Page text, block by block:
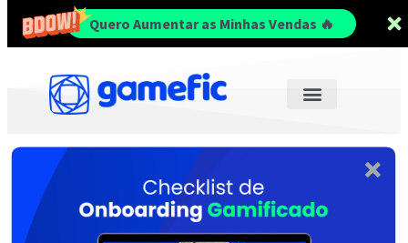
Quero Aumentar as Minhas Vendas 🔥